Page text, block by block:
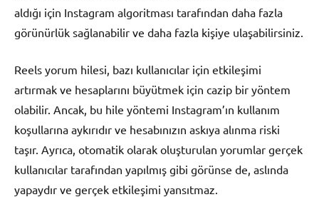
aldığı için Instagram algoritması tarafından daha fazla
görünürlük sağlanabilir ve daha fazla kişiye ulaşabilirsiniz.
Reels yorum hilesi, bazı kullanıcılar için etkileşimi
artırmak ve hesaplarını büyütmek için cazip bir yöntem
olabilir. Ancak, bu hile yöntemi Instagram’ın kullanım
koşullarına aykırıdır ve hesabınızın askıya alınma riski
taşır. Ayrıca, otomatik olarak oluşturulan yorumlar gerçek
kullanıcılar tarafından yapılmış gibi görünse de, aslında
yapaydır ve gerçek etkileşimi yansıtmaz.